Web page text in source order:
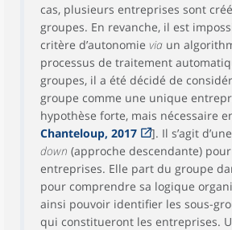
cas, plusieurs entreprises sont
groupes. En revanche, il est
critère d’autonomie via un
processus de traitement
groupes, il a été décidé de
groupe comme une unique
hypothèse forte, mais nécessaire
Chanteloup, 2017
]. Il s’agit
down (approche descendante)
entreprises. Elle part du groupe
pour comprendre sa logique
ainsi pouvoir identifier les sous-
qui constitueront les entreprises.